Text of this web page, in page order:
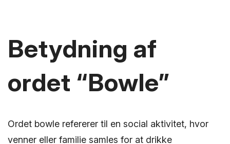
Betydning af
ordet “Bowle”
Ordet bowle refererer til en social aktivitet, hvor
venner eller familie samles for at drikke